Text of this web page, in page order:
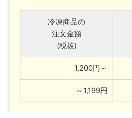
冷凍商品の
注文金額
(税抜)
1,200円～
～1,199円